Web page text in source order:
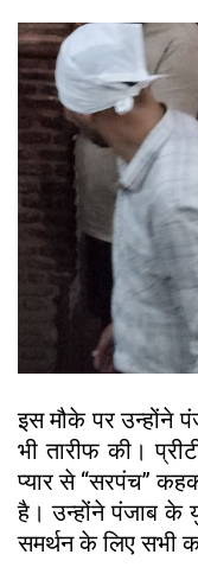
इस मौके पर उन्होंने
भी तारीफ की।
प्यार से “सरपंच”
है। उन्होंने पंजाब के
समर्थन के लिए सभी